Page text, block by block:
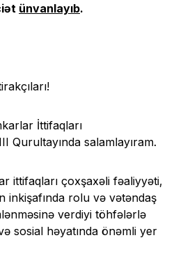
ünvanlayıb.
İttifaqları
Qurultayında salamlayıram.
ittifaqları çoxşaxəli fəaliyyəti,
inkişafında rolu və vətəndaş
verdiyi töhfələrlə
sosial həyatında önəmli yer